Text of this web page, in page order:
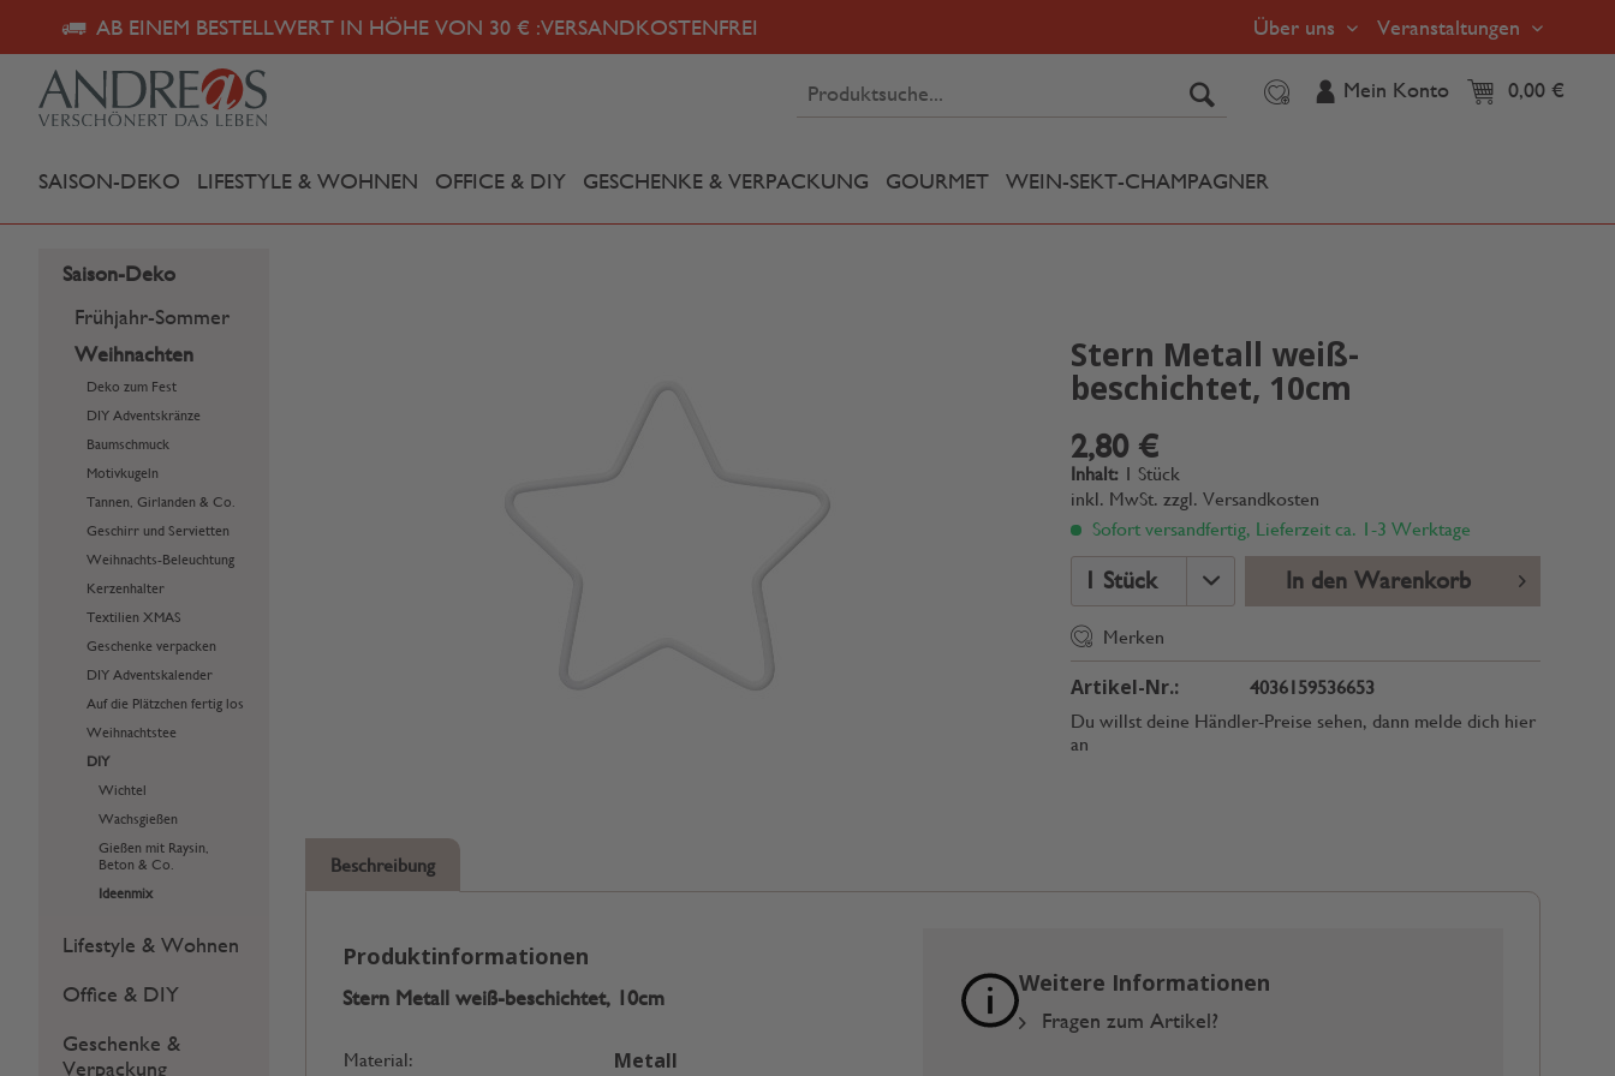
AB EINEM BESTELLWERT IN HÖHE VON 30 € :VERSANDKOSTENFREI Über uns Veranstaltungen
Mein Konto 0,00 €
SAISON-DEKO LIFESTYLE & WOHNEN OFFICE & DIY GESCHENKE & VERPACKUNG GOURMET WEIN-SEKT-CHAMPAGNER
Saison-Deko
Frühjahr-Sommer
Weihnachten
Deko zum Fest
DIY Adventskränze
Baumschmuck
Motivkugeln
Tannen, Girlanden & Co.
Geschirr und Servietten
Weihnachts-Beleuchtung
Kerzenhalter
Textilien XMAS
Geschenke verpacken
DIY Adventskalender
Auf die Plätzchen fertig los
Weihnachtstee
DIY
Wichtel
Wachsgießen
Gießen mit Raysin,
Beton & Co.
Ideenmix
Lifestyle & Wohnen
Office & DIY
Geschenke &
Verpackung
Stern Metall weiß-
beschichtet, 10cm
2,80 €
Inhalt: 1 Stück
inkl. MwSt.zzgl. Versandkosten
Sofort versandfertig, Lieferzeit ca. 1-3 Werktage
In den Warenkorb
Merken
Artikel-Nr.:
4036159536653
Du willst deine Händler-Preise sehen, dann melde dich hier
an
Beschreibung
Produktinformationen
Stern Metall weiß-beschichtet, 10cm
Material: Metall
Weitere Informationen
Fragen zum Artikel?